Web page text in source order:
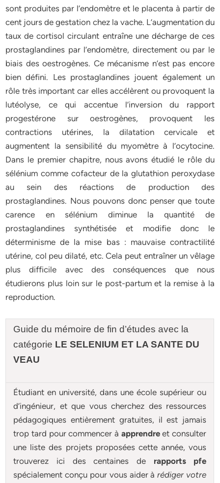
sont produites par l’endomètre et le placenta à partir de
cent jours de gestation chez la vache. L’augmentation du
taux de cortisol circulant entraîne une décharge de ces
prostaglandines par l’endomètre, directement ou par le
biais des oestrogènes. Ce mécanisme n’est pas encore
bien défini. Les prostaglandines jouent également un
rôle très important car elles accélèrent ou provoquent la
lutéolyse, ce qui accentue l’inversion du rapport
progestérone sur oestrogènes, provoquent les
contractions utérines, la dilatation cervicale et
augmentent la sensibilité du myomètre à l’ocytocine.
Dans le premier chapitre, nous avons étudié le rôle du
sélénium comme cofacteur de la glutathion peroxydase
au sein des réactions de production des
prostaglandines. Nous pouvons donc penser que toute
carence en sélénium diminue la quantité de
prostaglandines synthétisée et modifie donc le
déterminisme de la mise bas : mauvaise contractilité
utérine, col peu dilaté, etc. Cela peut entraîner un vêlage
plus difficile avec des conséquences que nous
étudierons plus loin sur le post-partum et la remise à la
reproduction.
Guide du mémoire de fin d’études avec la
catégorie LE SELENIUM ET LA SANTE DU
VEAU
Étudiant en université, dans une école supérieur ou
d’ingénieur, et que vous cherchez des ressources
pédagogiques entièrement gratuites, il est jamais
trop tard pour commencer à apprendreet consulter
une liste des projets proposées cette année, vous
trouverez ici des centaines de rapports pfe
spécialement conçu pour vous aider àrédiger votre